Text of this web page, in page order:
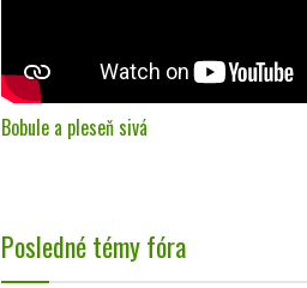
Bobule a pleseň sivá
Posledné témy fóra